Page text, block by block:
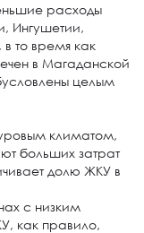
расходы
Ингушетии,
то время как
в Магаданской
целым
климатом,
больших затрат
долю ЖКУ в
с низким
как правило,